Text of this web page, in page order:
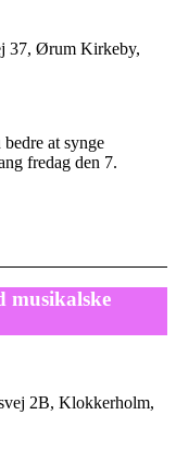
37, Ørum Kirkeby,
at synge
fredag den 7.
musikalske
2B, Klokkerholm,